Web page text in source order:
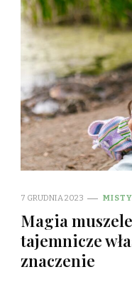
7 GRUDNIA 2023
Magia
tajemnicze
znaczenie